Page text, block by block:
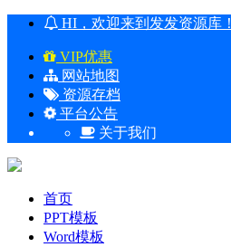
HI，欢迎来到发发资源库！
VIP优惠
网站地图
资源存档
平台公告
关于我们
首页
PPT模板
Word模板